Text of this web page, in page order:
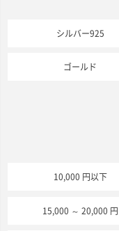
シルバー925
ゴールド
10,000 円以下
15,000 ～ 20,000 円